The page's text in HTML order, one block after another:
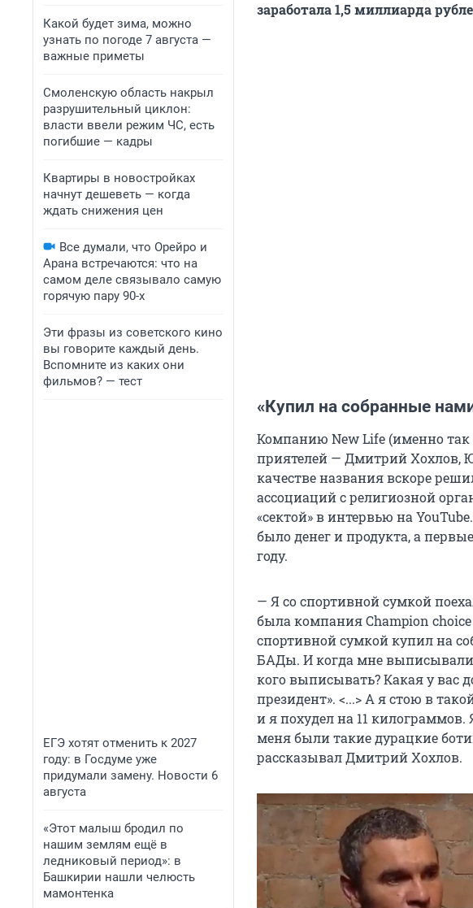
Какой будет зима, можно
узнать по погоде 7 августа —
важные приметы
Смоленскую область накрыл
разрушительный циклон:
власти ввели режим ЧС, есть
погибшие — кадры
Квартиры в новостройках
начнут дешеветь — когда
ждать снижения цен
Все думали, что Орейро и
Арана встречаются: что на
самом деле связывало самую
горячую пару 90-х
Эти фразы из советского кино
вы говорите каждый день.
Вспомните из каких они
фильмов? — тест
ЕГЭ хотят отменить к 2027
году: в Госдуме уже
придумали замену. Новости 6
августа
«Этот малыш бродил по
нашим землям ещё в
ледниковый период»: в
Башкирии нашли челюсть
мамонтенка
заработала 1,5 миллиарда
«Купил на собранные
Компанию New Life (именно так
приятелей — Дмитрий Хохлов,
качестве названия вскоре
ассоциаций с религиозной
«сектой» в интервью на
было денег и продукта, а
году.
— Я со спортивной сумкой
была компания Champion
спортивной сумкой купил на
БАДы. И когда мне выписывали
кого выписывать? Какая у вас
президент». <...> А я стою в
и я похудел на 11
меня были такие дурацкие
рассказывал Дмитрий Хохлов.